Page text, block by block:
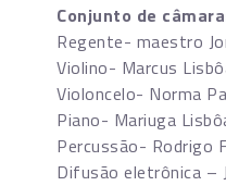
Conjunto de
Regente- maestro
Violino- Marcus
Violoncelo- Norma
Piano- Mariuga
Percussão- Rodrigo
Difusão eletrônica –